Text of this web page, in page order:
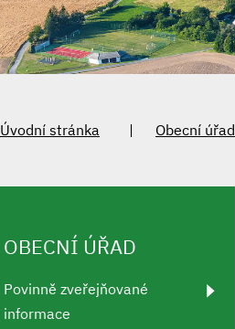
Úvodní stránka Obecní úřad
OBECNÍ ÚŘAD
Povinně zveřejňované
informace